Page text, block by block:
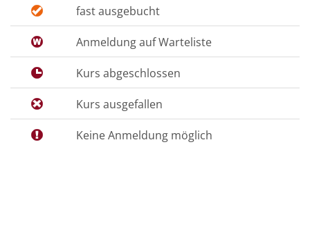
fast ausgebucht
Anmeldung auf Warteliste
Kurs abgeschlossen
Kurs ausgefallen
Keine Anmeldung möglich